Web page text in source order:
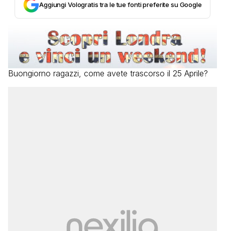
Aggiungi Vologratis tra le tue fonti preferite su Google
Buongiorno ragazzi, come avete trascorso il 25 Aprile?